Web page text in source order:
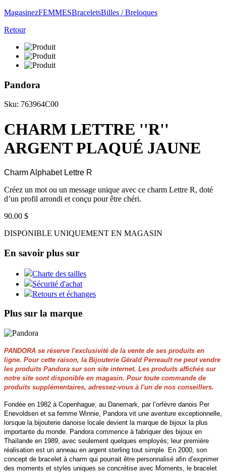
MagasinezFEMMESBraceletsBilles / Breloques
Retour
Pandora
Sku: 763964C00
CHARM LETTRE ''R''
ARGENT PLAQUÉ JAUNE
Charm Alphabet Lettre R
Créez un mot ou un message unique avec ce charm Lettre R, doté
d’un profil arrondi et conçu pour être chéri.
90.00 $
DISPONIBLE UNIQUEMENT EN MAGASIN
En savoir plus sur
Charte des tailles
Sécurité d'achat
Retours et échanges
Plus sur la marque
PANDORA se réserve l'exclusivité de la vente de ses produits en
ligne. Pour cette raison, la Bijouterie Gérald Perreault ne peut vendre
les produits Pandora sur son site internet. Les produits affichés sur
notre site sont disponible en magasin. Pour toute commande de
produits supplémentaires, adressez-vous à l'un de nos conseillers.
Fondée en 1982 à Copenhague, au Danemark, par l’orfèvre danois Per
Enevoldsen et sa femme Winnie, Pandora vit une aventure exceptionnelle,
lorsque la bijouterie danoise locale devient la marque de bijoux la plus
importante du monde. Pandora commence à fabriquer des bijoux en
Thaïlande en 1989, avec seulement quelques employés; leur première
réalisation est un anneau en argent sterling tout simple. En 2000, son
concept de bracelet à charm qui pourrait être personnalisé afin d’exprimer
des moments et styles uniques se concrétise avec Moments, le bracelet